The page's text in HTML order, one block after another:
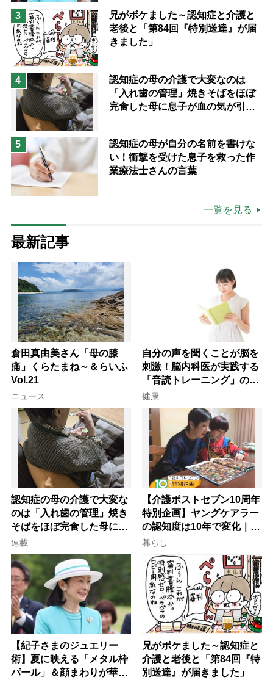
3
兄がボケました～認知症と介護と
老後と「第84回『特別送達』が届
きました」
4
認知症の母の介護で大変なのは
「入れ歯の管理」焼きそばをほぼ
完食した母に息子が血の気が引い
5
認知症の母が自分の名前を書けな
い！衝撃を受けた息子を救った作
業療法士さんの言葉
一覧を見る
最新記事
倉田真由美さん「母の膝
痛」くらたまね～＆らいふ
Vol.21
ニュース
自分の声を聞くことが脳を
刺激！脳内科医が実践する
「音読トレーニング」の極
意
健康
認知症の母の介護で大変な
のは「入れ歯の管理」焼き
そばをほぼ完食した母に息
子が血の気が引いた理由
連載
【介護ポストセブン10周年
特別企画】ヤングケアラー
の認知度は10年で変化｜流
行語大賞にノミネート、法
律にも明記されたが果たし
て現在は？
暮らし
【紀子さまのジュエリー
術】夏に映える「メタル枠
パール」＆顔まわりが華や
兄がボケました～認知症と
介護と老後と「第84回『特
別送達』が届きました」